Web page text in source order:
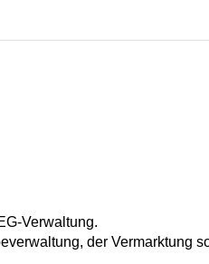
Verwaltung.
der Vermarktung